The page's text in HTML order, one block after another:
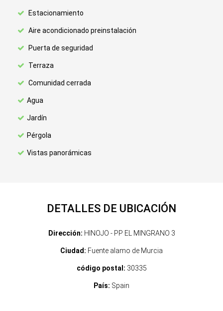
Estacionamiento
Aire acondicionado preinstalación
Puerta de seguridad
Terraza
Comunidad cerrada
Agua
Jardín
Pérgola
Vistas panorámicas
DETALLES DE UBICACIÓN
Dirección: HINOJO - PP EL MINGRANO 3
Ciudad: Fuente alamo de Murcia
código postal: 30335
País: Spain